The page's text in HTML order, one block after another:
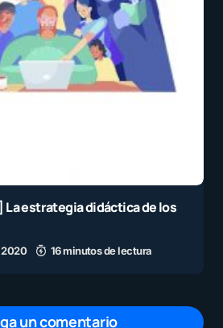
La estrategia didáctica de los
2020 16 minutos de lectura
un comentario